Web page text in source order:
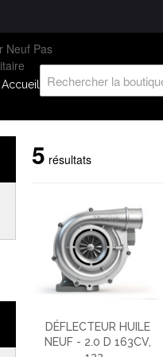
Accueil L'entreprise
5 résultats
DÉFLECTEUR HUILE
NEUF - 2.0 D 163CV,